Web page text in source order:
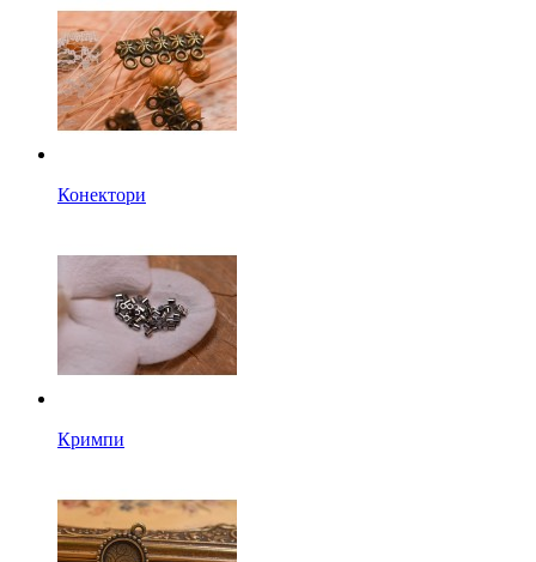
Конектори
Кримпи